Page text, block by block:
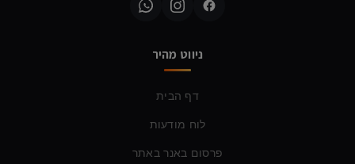
ניווט מהיר
דף הבית
לוח מודעות
פרסום באנר באתר